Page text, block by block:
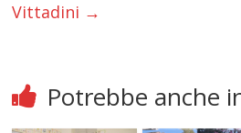
Vittadini →
Potrebbe anche